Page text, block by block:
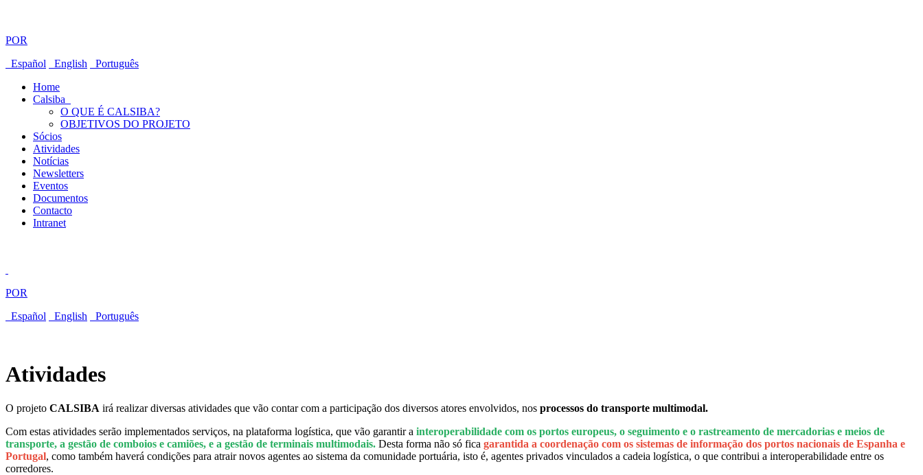
POR
Español
English
Português
Home
Calsiba
O QUE É CALSIBA?
OBJETIVOS DO PROJETO
Sócios
Atividades
Notícias
Newsletters
Eventos
Documentos
Contacto
Intranet
POR
Español
English Português
Atividades
O projeto CALSIBA irá realizar diversas atividades que vão contar com a participação dos diversos atores envolvidos, nos processos do transporte multimodal.
Com estas atividades serão implementados serviços, na plataforma logística, que vão garantir a interoperabilidade com os portos europeus, o seguimento e o rastreamento de mercadorias e meios de
transporte, a gestão de comboios e camiões, e a gestão de terminais multimodais. Desta forma não só fica garantida a coordenação com os sistemas de informação dos portos nacionais de Espanha e
Portugal, como também haverá condições para atrair novos agentes ao sistema da comunidade portuária, isto é, agentes privados vinculados a cadeia logística, o que contribui a interoperabilidade entre os
corredores.